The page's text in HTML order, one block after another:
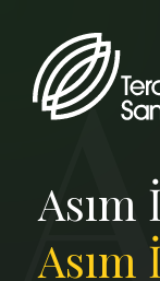
Asım
Asım